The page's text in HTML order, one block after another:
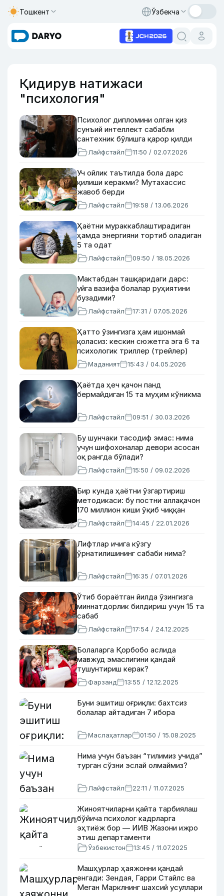
Тошкент Ўзбекча
Қидирув натижаси
"психология"
Психолог дипломини олган қиз
сунъий интеллект сабабли
сантехник бўлишга қарор қилди
Лайфстайл 11:50 / 02.07.2026
Уч ойлик таътилда бола дарс
қилиши керакми? Мутахассис
жавоб берди
Лайфстайл 19:58 / 13.06.2026
Ҳаётни мураккаблаштирадиган
ҳамда энергияни тортиб оладиган
5 та одат
Лайфстайл 09:50 / 18.05.2026
Мактабдан ташқаридаги дарс:
уйга вазифа болалар руҳиятини
бузадими?
Лайфстайл 17:31 / 07.05.2026
Ҳатто ўзингизга ҳам ишонмай
қоласиз: кескин сюжетга эга 6 та
психологик триллер (трейлер)
Маданият 15:43 / 04.05.2026
Ҳаётда ҳеч қачон панд
бермайдиган 15 та муҳим кўникма
Лайфстайл 09:51 / 30.03.2026
Бу шунчаки тасодиф эмас: нима
учун шифохоналар девори асосан
оқ рангда бўлади?
Лайфстайл 15:50 / 09.02.2026
Бир кунда ҳаётни ўзгартириш
методикаси: бу постни аллақачон
170 миллион киши ўқиб чиққан
Лайфстайл 14:45 / 22.01.2026
Лифтлар ичига кўзгу
ўрнатилишининг сабаби нима?
Лайфстайл 16:35 / 07.01.2026
Ўтиб бораётган йилда ўзингизга
миннатдорлик билдириш учун 15 та
сабаб
Лайфстайл 17:54 / 24.12.2025
Болаларга Қорбобо аслида
мавжуд эмаслигини қандай
тушунтириш керак?
Фарзанд 13:55 / 12.12.2025
Буни эшитиш оғриқли: бахтсиз
болалар айтадиган 7 ибора
Маслаҳатлар 01:50 / 15.08.2025
Нима учун баъзан “тилимиз учида”
турган сўзни эслай олмаймиз?
Лайфстайл 22:11 / 11.07.2025
Жиноятчиларни қайта тарбиялаш
бўйича психолог кадрларга
эҳтиёж бор — ИИВ Жазони ижро
этиш департаменти
Ўзбекистон 13:45 / 11.07.2025
Машҳурлар ҳаяжонни қандай
енгади: Зендая, Гарри Стайлс ва
Меган Марклнинг шахсий усуллари